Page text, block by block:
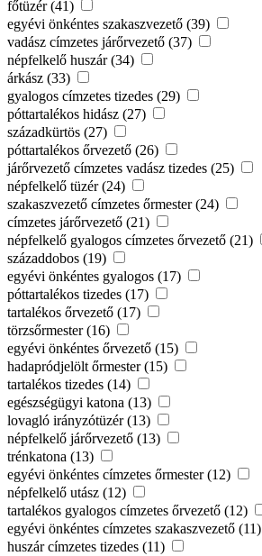
főtüzér (41)
egyévi önkéntes szakaszvezető (39)
vadász címzetes járőrvezető (37)
népfelkelő huszár (34)
árkász (33)
gyalogos címzetes tizedes (29)
póttartalékos hidász (27)
századkürtös (27)
póttartalékos őrvezető (26)
járőrvezető címzetes vadász tizedes (25)
népfelkelő tüzér (24)
szakaszvezető címzetes őrmester (24)
címzetes járőrvezető (21)
népfelkelő gyalogos címzetes őrvezető (21)
századdobos (19)
egyévi önkéntes gyalogos (17)
póttartalékos tizedes (17)
tartalékos őrvezető (17)
törzsőrmester (16)
egyévi önkéntes őrvezető (15)
hadapródjelölt őrmester (15)
tartalékos tizedes (14)
egészségügyi katona (13)
lovagló irányzótüzér (13)
népfelkelő járőrvezető (13)
trénkatona (13)
egyévi önkéntes címzetes őrmester (12)
népfelkelő utász (12)
tartalékos gyalogos címzetes őrvezető (12)
egyévi önkéntes címzetes szakaszvezető (11)
huszár címzetes tizedes (11)